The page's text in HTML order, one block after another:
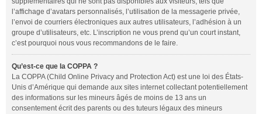
l’affichage d’avatars personnalisés, l’utilisation de la messagerie privée,
l’envoi de courriers électroniques aux autres utilisateurs, l’adhésion à un
groupe d’utilisateurs, etc. L’inscription ne vous prend qu’un court instant,
c’est pourquoi nous vous recommandons de le faire.
Qu’est-ce que la COPPA ?
La COPPA (Child Online Privacy and Protection Act) est une loi des États-
Unis d’Amérique qui demande aux sites internet collectant potentiellement
des informations sur les mineurs âgés de moins de 13 ans un
consentement écrit des parents ou des tuteurs légaux des mineurs